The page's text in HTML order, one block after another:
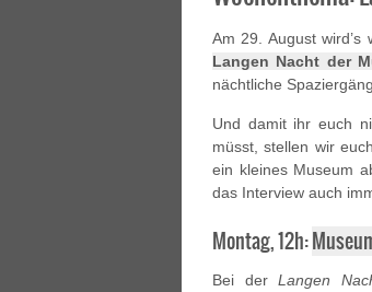
Am 29. August
Langen Nacht der
nächtliche
Und damit ihr euch
müsst, stellen wir
ein kleines Museum
das Interview auch
Montag, 12h:
Bei derLangen